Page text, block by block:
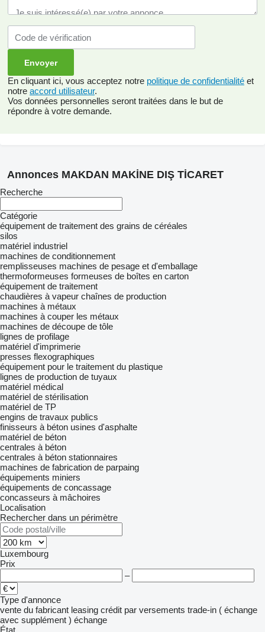
En cliquant ici, vous acceptez notre politique de confidentialité et
notre accord utilisateur.
Vos données personnelles seront traitées dans le but de
répondre à votre demande.
Annonces MAKDAN MAKİNE DIŞ TİCARET
Recherche
Catégorie
équipement de traitement des grains de céréales
silos
matériel industriel
machines de conditionnement
remplisseuses machines de pesage et d'emballage
thermoformeuses formeuses de boîtes en carton
équipement de traitement
chaudières à vapeur chaînes de production
machines à métaux
machines à couper les métaux
machines de découpe de tôle
lignes de profilage
matériel d'imprimerie
presses flexographiques
équipement pour le traitement du plastique
lignes de production de tuyaux
matériel médical
matériel de stérilisation
matériel de TP
engins de travaux publics
finisseurs à béton usines d'asphalte
matériel de béton
centrales à béton
centrales à béton stationnaires
machines de fabrication de parpaing
équipements miniers
équipements de concassage
concasseurs à mâchoires
Localisation
Rechercher dans un périmètre
Luxembourg
Prix
–
Type d'annonce
vente du fabricant leasing crédit par versements trade-in ( échange
avec supplément ) échange
État